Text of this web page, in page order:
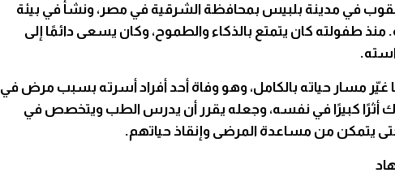
في مدينة بلبيس بمحافظة الشرقية في مصر، ونشأ في بيئة
منذ طفولته كان يتمتع بالذكاء والطموح، وكان يسعى دائمًا إلى
مسار حياته بالكامل، وهو وفاة أحد أفراد أسرته بسبب مرض في
أثرًا كبيرًا في نفسه، وجعله يقرر أن يدرس الطب ويتخصص في
يتمكن من مساعدة المرضى وإنقاذ حياتهم.